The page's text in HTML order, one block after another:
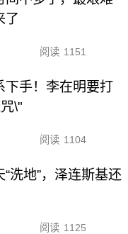
了
阅读 1151
下手！李在明要打
\"
阅读 1104
洗地”，泽连斯基还
阅读 1125